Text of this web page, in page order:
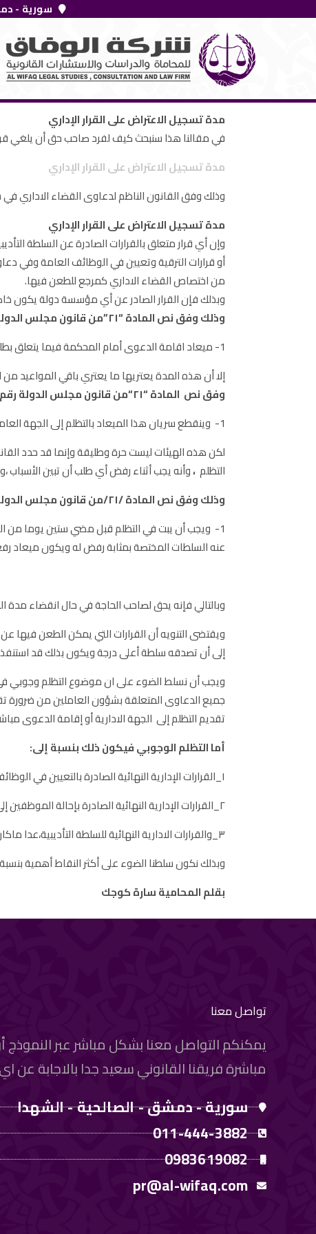
سورية -
مدة تسجيل الاعتراض على القرار الإداري
في مقالنا هذا سنبحث كيف لفرد صاحب حق أن يلغي
مدة تسجيل الاعتراض على القرار الإداري
وذلك وفق القانون الناظم لدعاوى القضاء الاداري في سوريا وهو قانون مجلس الدولة رقم/٥٥/
مدة تسجيل الاعتراض على القرار الإداري
وإن أي قرار متعلق بالقرارات الصادرة عن السلطة
أو قرارات الترقية وتعيين في الوظائف العامة وفي
من اختصاص القضاء الاداري كمرجع للطعن فيها.
وبذلك فإن القرار الصادر عن أي مؤسسة دولة يكون
وذلك وفق نص المادة “٢١”من قانون مجلس الدولة رقم/٥٥/لعام ١٩٥٩التي نصت على:
1- ميعاد اقامة الدعوى أمام المحكمة فيما يتعلق بطلبات الإلغاء ستون يوما تبدأ من اليوم التالي لتاريخ نشر القرار الإداري المطعون فيه أو تبليغه لصاحب الشأن .
إلا أن هذه المدة يعتريها ما يعتري باقي المواعيد من
وفق نص المادة “٢١ “من قانون مجلس الدولة رقم/٥٥/
1- وينقطع سريان هذا الميعاد بالتظلم إلى الجهة العامة التي أصدرت القرار أو إلى الجهة التي ترأسها.
لكن هذه الهيئات ليست حرة وطليقة وإنما قد حدد
التظلم ،وأنه يجب أثناء رفض أي طلب أن تبين
وذلك وفق نص المادة /٢١/من قانون مجلس الدولة رقم/٥٥/لعام/١٩٥٩/ والتي نصت على:
1- ويجب أن يبت في التظلم قبل مضي ستين يوما من
عنه السلطات المختصة بمثابة رفض له ويكون ميعاد رفع
وبالتالي فإنه يحق لصاحب الحاجة في حال انقضاء
ويقتضى التنويه أن القرارات التي يمكن الطعن فيها
إلى أن تصدقه سلطة أعلى درجة ويكون بذلك قد استنفذ
جميع الدعاوى المتعلقة بشؤون العاملين من ضرورة
تقديم التظلم إلى الجهة الادارية أو إقامة الدعوى
أما التظلم الوجوبي فيكون ذلك بنسبة إلى:
١_القرارات الإدارية النهائية الصادرة بالتعيين في الوظائف العامة أو الترقية أو بمنح علاوات.
٢_القرارات الإدارية النهائية الصادرة بإحالة الموظفين إلى المعاش أو الاستيداع أو فصلهم بغير الطريق التأديبي.
٣_والقرارات الادارية النهائية للسلطة التأديبية،عدا ماكان صادراً عن مجالس تأديبية.
وبذلك نكون سلطنا الضوء على أكثر النقاط أهمية
بقلم المحامية سارة كوجك
تواصل معنا
يمكنكم التواصل معنا بشكل مباشر عبر النموذج
مباشرة فريقنا القانوني سعيد جدا بالاجابة عن
سورية - دمشق - الصالحية - الشهدا
011-444-3882
0983619082
pr@al-wifaq.com